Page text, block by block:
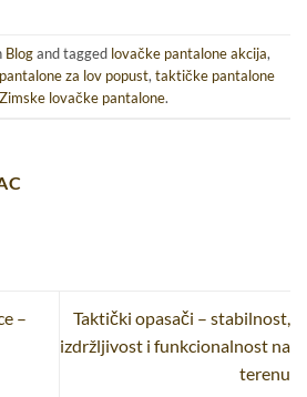
Blogand tagged lovačke pantalone akcija,
pantalone za lov popust,taktičke pantalone
Zimske lovačke pantalone.
–
Taktički opasači – stabilnost,
izdržljivost i funkcionalnost na
terenu